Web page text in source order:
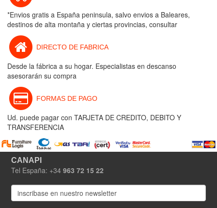
*Envios gratis a España peninsula, salvo envios a Baleares,
destinos de alta montaña y ciertas provincias, consultar
DIRECTO DE FABRICA
Desde la fábrica a su hogar. Especialistas en descanso
asesorarán su compra
FORMAS DE PAGO
Ud. puede pagar con TARJETA DE CREDITO, DEBITO Y
TRANSFERENCIA
CANAPI
Tel España: +34 963 72 15 22